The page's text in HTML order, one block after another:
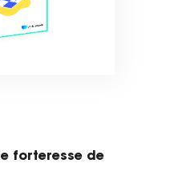
forteresse de